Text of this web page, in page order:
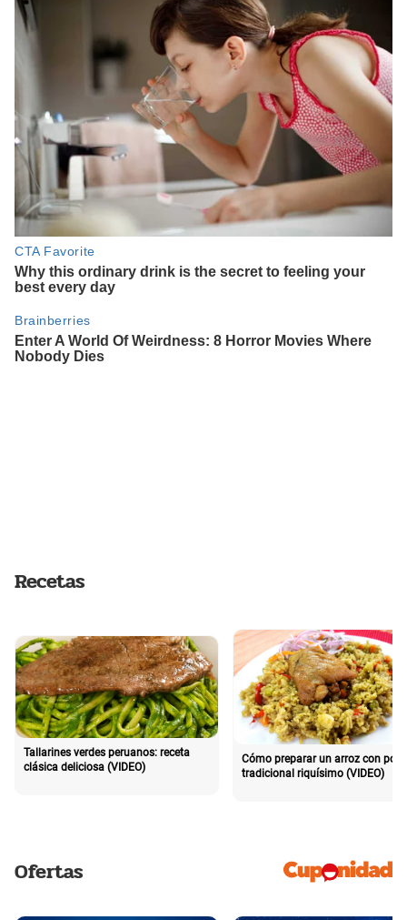
Recetas
Tallarines verdes peruanos: receta
clásica deliciosa (VIDEO)
Cómo preparar un arroz con pollo
tradicional riquísimo (VIDEO)
Ofertas